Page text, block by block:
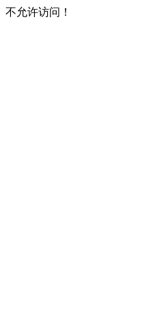
不允许访问！